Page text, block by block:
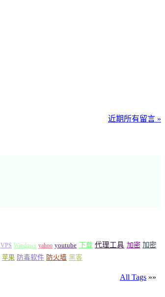
近期所有留言 »
VPS Windows yahoo youtube 下载 代理工具 加密 加密
苹果 防毒软件 防火墙 黑客
All Tags »»